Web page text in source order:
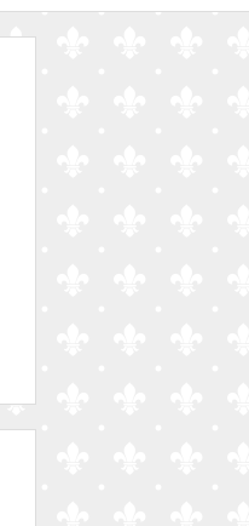
na
obsah